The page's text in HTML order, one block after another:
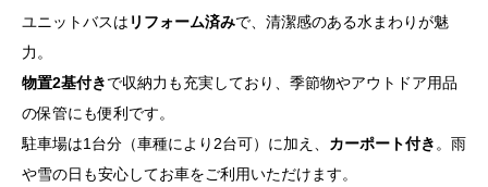
ユニットバスは リフォーム済みで、清潔感のある水まわりが魅
力。
物置2基付きで収納力も充実しており、季節物やアウトドア用品
の保管にも便利です。
駐車場は1台分（車種により2台可）に加え、 カーポート付き 。雨
や雪の日も安心してお車をご利用いただけます。